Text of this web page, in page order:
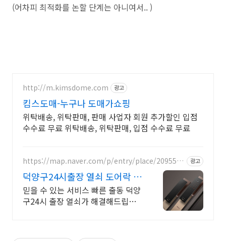
(어차피 최적화를 논할 단계는 아니여서.. )
http://m.kimsdome.com 광고
킴스도매-누구나 도매가쇼핑
위탁배송, 위탁판매, 판매 사업자 회원 추가할인 입점
수수료 무료 위탁배송, 위탁판매, 입점 수수료 무료
https://map.naver.com/p/entry/place/2095504
광고
덕양구24시출장 열쇠 도어락 잠
금 문제, 밤낮없이 출동
믿을 수 있는 서비스 빠른 출동 덕양
구24시 출장 열쇠가 해결해드립니